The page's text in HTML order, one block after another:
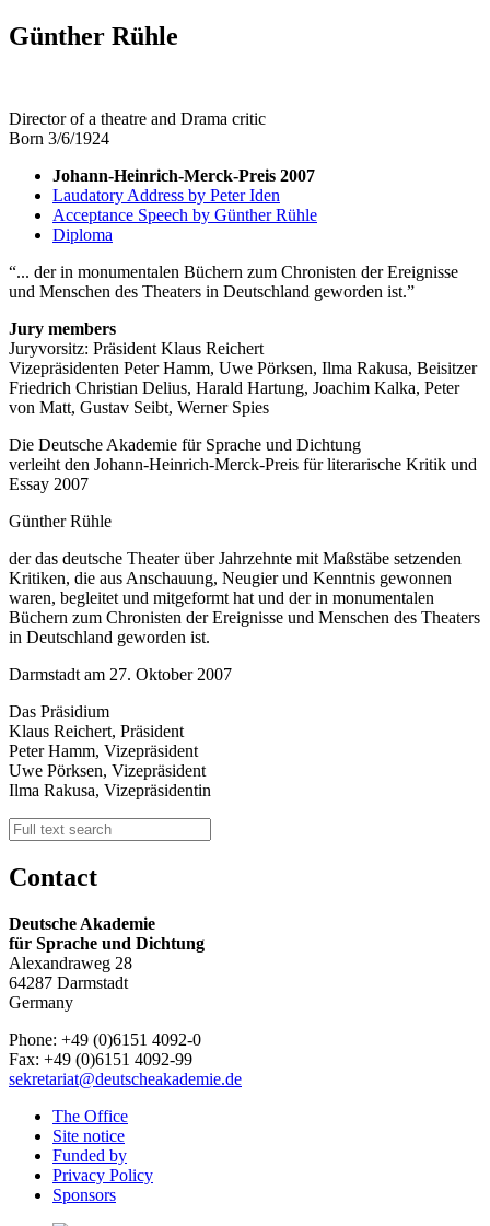
Günther Rühle
Director of a theatre and Drama critic
Born 3/6/1924
Johann-Heinrich-Merck-Preis 2007
Laudatory Address by Peter Iden
Acceptance Speech by Günther Rühle
Diploma
... der in monumentalen Büchern zum Chronisten der Ereignisse
und Menschen des Theaters in Deutschland geworden ist.
Jury members
Juryvorsitz: Präsident Klaus Reichert
Vizepräsidenten Peter Hamm, Uwe Pörksen, Ilma Rakusa, Beisitzer
Friedrich Christian Delius, Harald Hartung, Joachim Kalka, Peter
von Matt, Gustav Seibt, Werner Spies
Die Deutsche Akademie für Sprache und Dichtung
verleiht den Johann-Heinrich-Merck-Preis für literarische Kritik und
Essay 2007
Günther Rühle
der das deutsche Theater über Jahrzehnte mit Maßstäbe setzenden
Kritiken, die aus Anschauung, Neugier und Kenntnis gewonnen
waren, begleitet und mitgeformt hat und der in monumentalen
Büchern zum Chronisten der Ereignisse und Menschen des Theaters
in Deutschland geworden ist.
Darmstadt am 27. Oktober 2007
Das Präsidium
Klaus Reichert, Präsident
Peter Hamm, Vizepräsident
Uwe Pörksen, Vizepräsident
Ilma Rakusa, Vizepräsidentin
Contact
Deutsche Akademie
für Sprache und Dichtung
Alexandraweg 28
64287 Darmstadt
Germany
Phone: +49 (0)6151 4092-0
Fax: +49 (0)6151 4092-99
sekretariat@deutscheakademie.de
The Office
Site notice
Funded by
Privacy Policy
Sponsors